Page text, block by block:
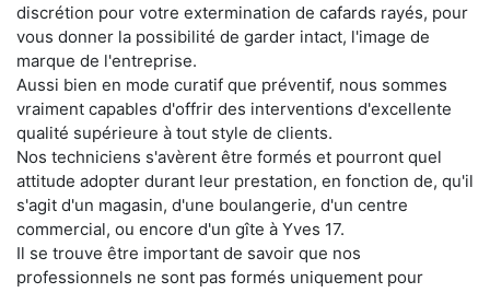
discrétion pour votre extermination de cafards rayés, pour
vous donner la possibilité de garder intact, l'image de
marque de l'entreprise.
Aussi bien en mode curatif que préventif, nous sommes
vraiment capables d'offrir des interventions d'excellente
qualité supérieure à tout style de clients.
Nos techniciens s'avèrent être formés et pourront quel
attitude adopter durant leur prestation, en fonction de, qu'il
s'agit d'un magasin, d'une boulangerie, d'un centre
commercial, ou encore d'un gîte à Yves 17.
Il se trouve être important de savoir que nos
professionnels ne sont pas formés uniquement pour